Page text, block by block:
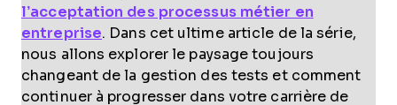
l’acceptation des processus métier en
entreprise. Dans cet ultime article de la série,
nous allons explorer le paysage toujours
changeant de la gestion des tests et comment
continuer à progresser dans votre carrière de